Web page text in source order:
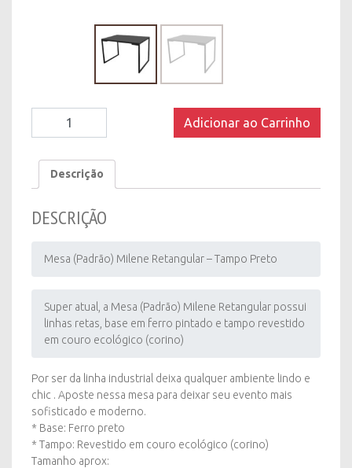
(Padrão)
Retangular
Preto
Adicionar ao Carrinho
Descrição
DESCRIÇÃO
Mesa (Padrão) Milene Retangular – Tampo Preto
Super atual, a Mesa (Padrão) Milene Retangular possui
linhas retas, base em ferro pintado e tampo revestido
em couro ecológico (corino)
Por ser da linha industrial deixa qualquer ambiente lindo e
chic . Aposte nessa mesa para deixar seu evento mais
sofisticado e moderno.
* Base: Ferro preto
* Tampo: Revestido em couro ecológico (corino)
Tamanho aprox: